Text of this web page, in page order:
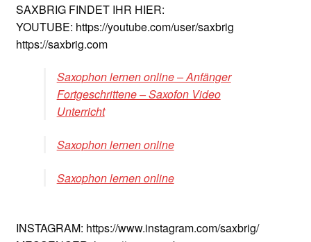
SAXBRIG FINDET IHR HIER:
YOUTUBE: https://youtube.com/user/saxbrig
https://saxbrig.com
Saxophon lernen online – Anfänger
Fortgeschrittene – Saxofon Video
Unterricht
Saxophon lernen online
Saxophon lernen online
INSTAGRAM: https://www.instagram.com/saxbrig/